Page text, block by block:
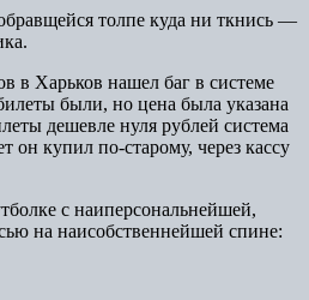
толпе куда ни ткнись —
в Харьков нашел баг в системе
были, но цена была указана
дешевле нуля рублей система
он купил по-старому, через кассу
с наиперсональнейшей,
на наисобственнейшей спине: